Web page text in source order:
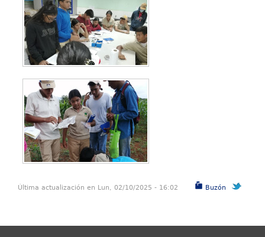
Buzón
Última actualización en Lun, 02/10/2025 - 16:02